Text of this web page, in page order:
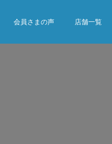
会員さまの声 店舗一覧